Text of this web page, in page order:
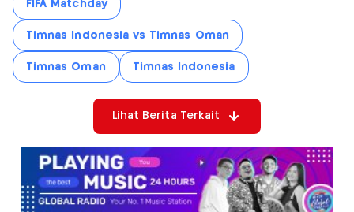
FIFA Matchday
Timnas Indonesia vs Timnas Oman
Timnas Oman Timnas Indonesia
Lihat Berita Terkait